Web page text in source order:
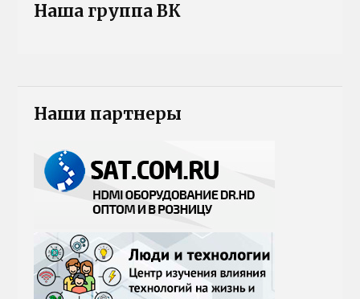
Наша группа ВК
Наши партнеры